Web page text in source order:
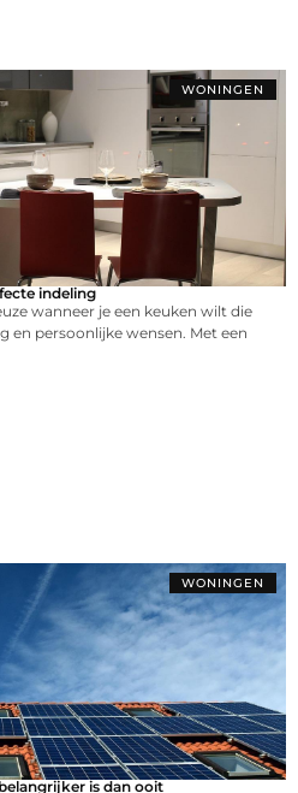
WONINGEN
indeling
wanneer je een keuken wilt die
en persoonlijke wensen. Met een
WONINGEN
is dan ooit